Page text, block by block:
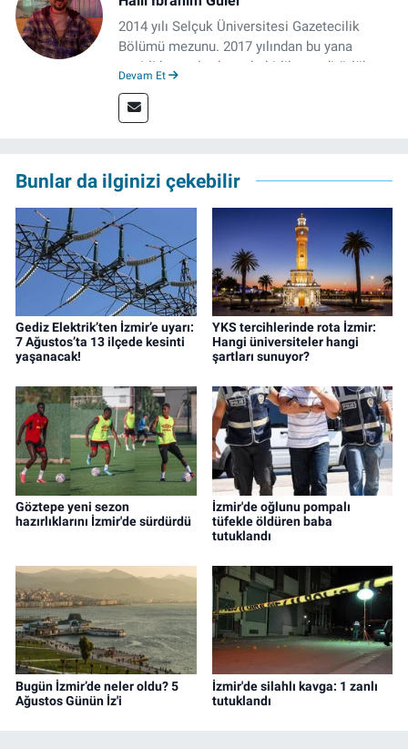
2014 yılı Selçuk Üniversitesi Gazetecilik
Bölümü mezunu. 2017 yılından bu yana
çeşitli kurumlarda muhabirlik ve editörlük
müdürü olarak devam ediyor.
Devam Et
Bunlar da ilginizi çekebilir
Gediz Elektrik’ten İzmir’e uyarı:
7 Ağustos’ta 13 ilçede kesinti
yaşanacak!
YKS tercihlerinde rota İzmir:
Hangi üniversiteler hangi
şartları sunuyor?
Göztepe yeni sezon
hazırlıklarını İzmir'de sürdürdü
İzmir'de oğlunu pompalı
tüfekle öldüren baba
tutuklandı
Bugün İzmir’de neler oldu? 5
Ağustos Günün İz'i
İzmir'de silahlı kavga: 1 zanlı
tutuklandı